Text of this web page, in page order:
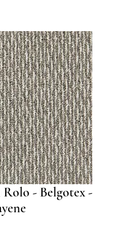
Rolo - Belgotex -